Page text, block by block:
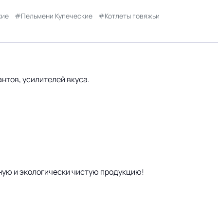
Пельмени Купеческие Котлеты говяжьи
усилителей вкуса.
и экологически чистую продукцию!